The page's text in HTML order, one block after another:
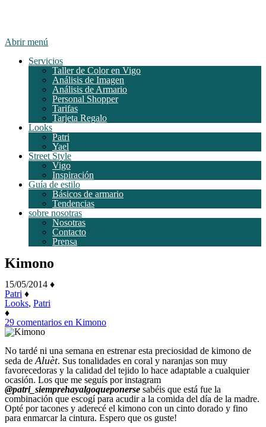
Abrir menú
Servicios
Taller de Color en Vigo
Análisis de Imagen
Análisis de Armario
Personal Shopper
Tarifas
Tarjeta Regalo
Looks
Patri
Yael
Street Style
Vigo
Inspiración
Guía de estilo
Básicos de armario
Tendencias
sobre nosotras
Nosotras
Contacto
Prensa
Kimono
15/05/2014 ♦
Patri ♦
Looks, Patri
♦
29 comentarios en Kimono
No tardé ni una semana en estrenar esta preciosidad de kimono de
seda de Aluèt. Sus tonalidades en coral y naranjas son muy
favorecedoras y la calidad del tejido lo hace adaptable a cualquier
ocasión. Los que me seguís por instagram
@patri_siemprehayalgoqueponerse sabéis que está fue la
combinación que escogí para acudir a la comida del día de la madre.
Opté por tacones y aderecé el kimono con un cinto dorado y fino
para enmarcar la cintura. Espero que os guste!